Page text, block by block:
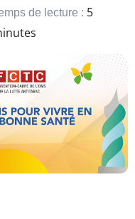
de lecture : 5